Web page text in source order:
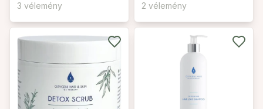
3 vélemény 2 vélemény